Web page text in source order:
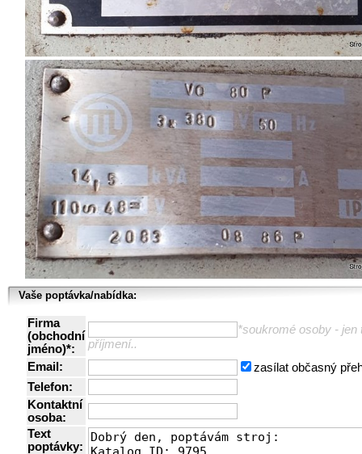
Vaše poptávka/nabídka:
Firma
(obchodní
jméno)*:
*soukromé osoby - jen
příjmení..
Email:
zasílat občasný
Telefon:
Kontaktní
osoba:
Text
poptávky: